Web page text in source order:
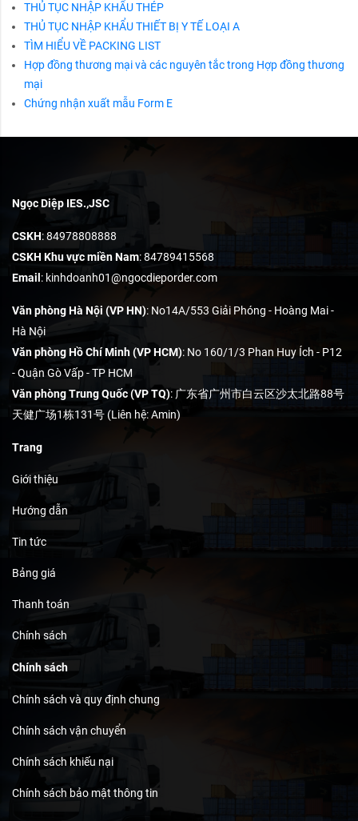
THỦ TỤC NHẬP KHẨU THÉP
THỦ TỤC NHẬP KHẨU THIẾT BỊ Y TẾ LOẠI A
TÌM HIỂU VỀ PACKING LIST
Hợp đồng thương mại và các nguyên tắc trong Hợp đồng thương
mại
Chứng nhận xuất mẫu Form E
Ngọc Diệp IES.,JSC
CSKH: 84978808888
CSKH Khu vực miền Nam: 84789415568
Email : kinhdoanh01@ngocdieporder.com
Văn phòng Hà Nội (VP HN): No14A/553 Giải Phóng - Hoàng Mai -
Hà Nội
Văn phòng Hồ Chí Minh (VP HCM): No 160/1/3 Phan Huy Ích - P12
- Quận Gò Vấp - TP HCM
Văn phòng Trung Quốc (VP TQ): 广东省广州市白云区沙太北路88号
天健广场1栋131号 (Liên hệ: Amin)
Trang
Giới thiệu
Hướng dẫn
Tin tức
Bảng giá
Thanh toán
Chính sách
Chính sách
Chính sách và quy định chung
Chính sách vận chuyển
Chính sách khiếu nại
Chính sách bảo mật thông tin